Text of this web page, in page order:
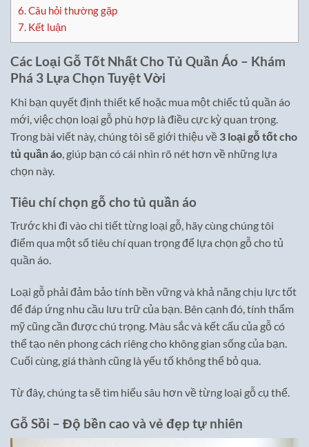
6.Câu hỏi thường gặp
7. Kết luận
Các Loại Gỗ Tốt Nhất Cho Tủ Quần Áo – Khám
Phá 3 Lựa Chọn Tuyệt Vời
Khi bạn quyết định thiết kế hoặc mua một chiếc tủ quần áo
mới, việc chọn loại gỗ phù hợp là điều cực kỳ quan trọng.
Trong bài viết này, chúng tôi sẽ giới thiệu về 3 loại gỗ tốt cho
tủ quần áo, giúp bạn có cái nhìn rõ nét hơn về những lựa
chọn này.
Tiêu chí chọn gỗ cho tủ quần áo
Trước khi đi vào chi tiết từng loại gỗ, hãy cùng chúng tôi
điểm qua một số tiêu chí quan trọng để lựa chọn gỗ cho tủ
quần áo.
Loại gỗ phải đảm bảo tính bền vững và khả năng chịu lực tốt
để đáp ứng nhu cầu lưu trữ của bạn. Bên cạnh đó, tính thẩm
mỹ cũng cần được chú trọng. Màu sắc và kết cấu của gỗ có
thể tạo nên phong cách riêng cho không gian sống của bạn.
Cuối cùng, giá thành cũng là yếu tố không thể bỏ qua.
Từ đây, chúng ta sẽ tìm hiểu sâu hơn về từng loại gỗ cụ thể.
Gỗ Sồi – Độ bền cao và vẻ đẹp tự nhiên